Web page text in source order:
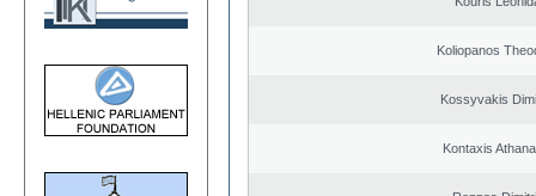
Koliopanos
Kossyvakis
Kontaxis